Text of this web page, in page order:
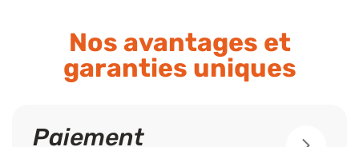
Nos avantages et
garanties uniques
Paiement